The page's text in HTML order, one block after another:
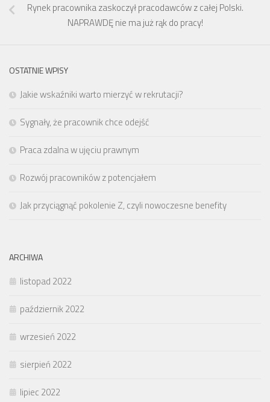
Rynek pracownika zaskoczył pracodawców z całej Polski.
NAPRAWDĘ nie ma już rąk do pracy!
OSTATNIE WPISY
Jakie wskaźniki warto mierzyć w rekrutacji?
Sygnały, że pracownik chce odejść
Praca zdalna w ujęciu prawnym
Rozwój pracowników z potencjałem
Jak przyciągnąć pokolenie Z, czyli nowoczesne benefity
ARCHIWA
listopad 2022
październik 2022
wrzesień 2022
sierpień 2022
lipiec 2022